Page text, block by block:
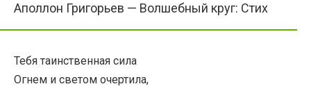
Аполлон Григорьев — Волшебный круг: Стих
Тебя таинственная сила
Огнем и светом очертила,